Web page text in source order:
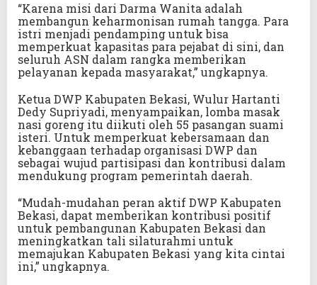
“Karena misi dari Darma Wanita adalah
membangun keharmonisan rumah tangga. Para
istri menjadi pendamping untuk bisa
memperkuat kapasitas para pejabat di sini, dan
seluruh ASN dalam rangka memberikan
pelayanan kepada masyarakat,” ungkapnya.
Ketua DWP Kabupaten Bekasi, Wulur Hartanti
Dedy Supriyadi, menyampaikan, lomba masak
nasi goreng itu diikuti oleh 55 pasangan suami
isteri. Untuk memperkuat kebersamaan dan
kebanggaan terhadap organisasi DWP dan
sebagai wujud partisipasi dan kontribusi dalam
mendukung program pemerintah daerah.
“Mudah-mudahan peran aktif DWP Kabupaten
Bekasi, dapat memberikan kontribusi positif
untuk pembangunan Kabupaten Bekasi dan
meningkatkan tali silaturahmi untuk
memajukan Kabupaten Bekasi yang kita cintai
ini,” ungkapnya.